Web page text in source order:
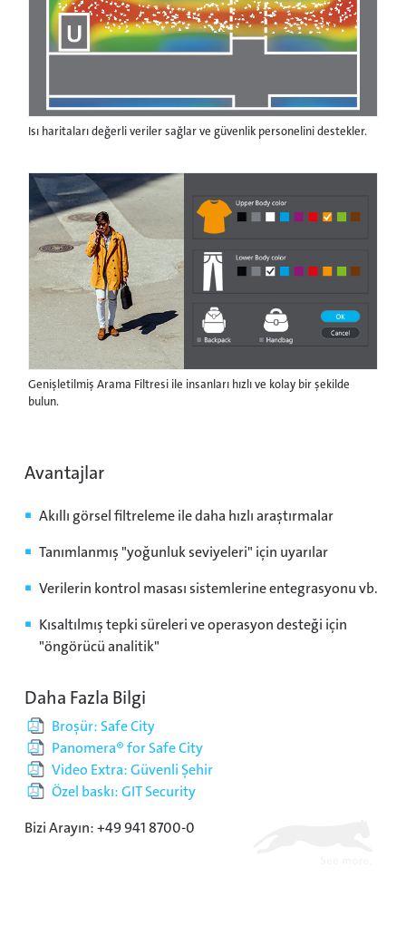
Isı haritaları değerli veriler sağlar ve güvenlik personelini destekler.
Genişletilmiş Arama Filtresi ile insanları hızlı ve kolay bir şekilde
bulun.
Avantajlar
Akıllı görsel filtreleme ile daha hızlı araştırmalar
Tanımlanmış "yoğunluk seviyeleri" için uyarılar
Verilerin kontrol masası sistemlerine entegrasyonu vb.
Kısaltılmış tepki süreleri ve operasyon desteği için
"öngörücü analitik"
Daha Fazla Bilgi
Broşür: Safe City
Panomera® for Safe City
Video Extra: Güvenli Şehir
Özel baskı: GIT Security
Bizi Arayın: +49 941 8700-0